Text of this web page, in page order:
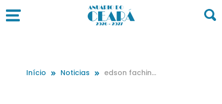
Início Noticias
edson fachin_t